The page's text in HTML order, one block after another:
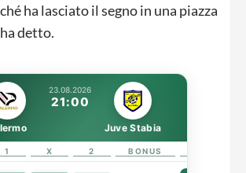
ha lasciato il segno in una piazza
detto.
23.08.2026
21:00
Juve Stabia
1 X 2 BONUS